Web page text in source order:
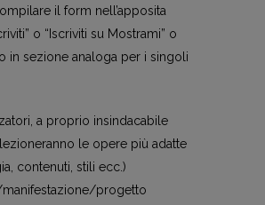
il form nell’apposita
o “Iscriviti su Mostrami” o
o in sezione analoga per i singoli
a proprio insindacabile
le opere più adatte
contenuti, stili ecc.)
manifestazione/progetto